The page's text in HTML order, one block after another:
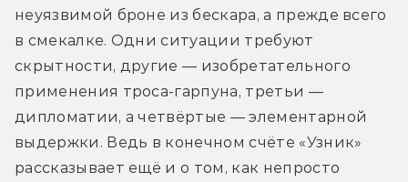
неуязвимой броне из бескара, а прежде всего
в смекалке. Одни ситуации требуют
скрытности, другие — изобретательного
применения троса-гарпуна, третьи —
дипломатии, а четвёртые — элементарной
выдержки. Ведь в конечном счёте «Узник»
рассказывает ещё и о том, как непросто